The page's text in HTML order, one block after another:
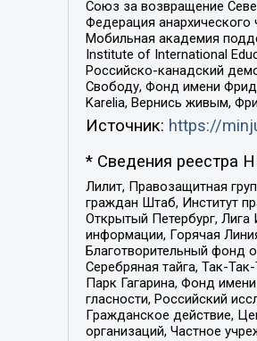
Союз за возвращение
Федерация
Мобильная академия
Institute of International
Российско-канадский
Свободу, Фонд имени
Karelia, Вернись живым,
Источник: https://
* Сведения реестра
Лилит, Правозащитная
граждан Штаб, Институт
Открытый Петербург,
информации, Горячая
Благотворительный фонд
Серебряная тайга, Так-
Парк Гагарина, Фонд
гласности, Российский
Гражданское действие,
организаций, Частное